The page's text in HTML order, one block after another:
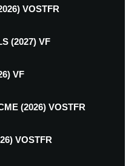
VOSTFR
(2027) VF
VF
(2026) VOSTFR
VOSTFR